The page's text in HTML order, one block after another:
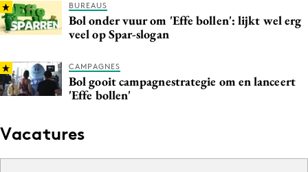
BUREAUS
Bol onder vuur om 'Effe bollen': lijkt wel erg
veel op Spar-slogan
CAMPAGNES
Bol gooit campagnestrategie om en lanceert
'Effe bollen'
Vacatures